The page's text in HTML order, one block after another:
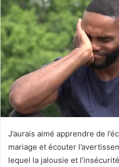
J’aurais aimé apprendre de
mariage et écouter
lequel la jalousie et